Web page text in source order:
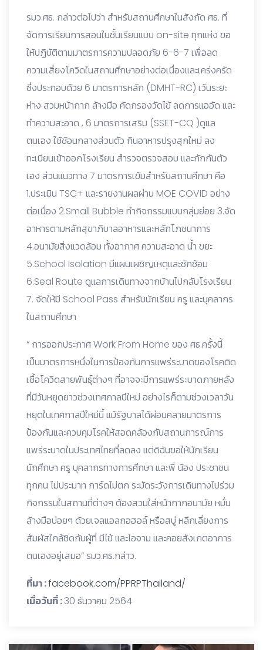
รมว.ศธ. กล่าวต่อไปว่า สำหรับสถานศึกษาในสังกัด ศธ. ที่
จัดการเรียนการสอนในชั้นเรียนแบบ on-site ทุกแห่ง ขอ
ให้ปฏิบัติตามมาตรการความปลอดภัย 6-6-7 เพื่อลด
ความเสี่ยงโควิดในสถานศึกษาอย่างต่อเนื่องและเคร่งครัด
ซึ่งประกอบด้วย 6 มาตรการหลัก (DMHT-RC) เว้นระยะ
ห่าง สวมหน้ากาก ล้างมือ คัดกรองวัดไข้ ลดการแออัด และ
ทำความสะอาด , 6 มาตรการเสริม (SSET-CQ )ดูแล
ตนเอง ใช้ช้อนกลางส่วนตัว กินอาหารปรุงสุกใหม่ ลง
ทะเบียนเข้าออกโรงเรียน สำรวจตรวจสอบ และกักกันตัว
เอง ส่วนแนวทาง 7 มาตรการเข้มสำหรับสถานศึกษา คือ
1.ประเมิน TSC+ และรายงานผลผ่าน MOE COVID อย่าง
ต่อเนื่อง 2.Small Bubble ทำกิจกรรมแบบกลุ่มย่อย 3.จัด
อาหารตามหลักสุขาภิบาลอาหารและหลักโภชนาการ
4.อนามัยสิ่งแวดล้อม ทั้งอากาศ ความสะอาด น้ำ ขยะ
5.School Isolation มีแผนเผชิญเหตุและซักซ้อม
6.Seal Route ดูแลการเดินทางจากบ้านไปกลับโรงเรียน
7. จัดให้มี School Pass สำหรับนักเรียน ครู และบุคลากร
ในสถานศึกษา
“ การออกประกาศ Work From Home ของ ศธ.ครั้งนี้
เป็นมาตรการหนึ่งในการป้องกันการแพร่ระบาดของโรคติด
เชื้อโควิดสายพันธุ์ต่างๆ ที่อาจจะมีการแพร่ระบาดภายหลัง
ที่มีวันหยุดยาวช่วงเทศกาลปีใหม่ อย่างไรก็ตามช่วงเวลาวัน
หยุดในเทศกาลปีใหม่นี้ แม้รัฐบาลได้ผ่อนคลายมาตรการ
ป้องกันและควบคุมโรคให้สอดคล้องกับสถานการณ์การ
แพร่ระบาดในประเทศไทยที่ลดลง แต่ดิฉันขอให้นักเรียน
นักศึกษา ครู บุคลากรทางการศึกษา และพี่ น้อง ประชาชน
ทุกคน ไม่ประมาท การ์ดไม่ตก ระมัดระวังการเดินทางไปร่วม
กิจกรรมในสถานที่ต่างๆ ต้องสวมใส่หน้ากากอนามัย หมั่น
ล้างมือบ่อยๆ ด้วยเจลแอลกอฮอล์ หรือสบู่ หลีกเลี่ยงการ
สัมผัสใกล้ชิดกับผู้ที่ มีไข้ และไอจาม และคอยสังเกตอาการ
ตนเองอยู่เสมอ” รมว.ศธ.กล่าว.
ที่มา :facebook.com/PPRPThailand/
เมื่อวันที่ :30 ธันวาคม 2564